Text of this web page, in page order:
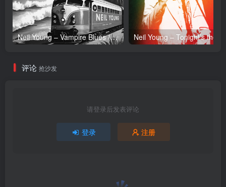
Neil Young – Vampire Blues (Live) – Single(054391239303)【24bit／96.0kHz】土耳其区
评论 抢沙发
请登录后发表评论
登录 注册